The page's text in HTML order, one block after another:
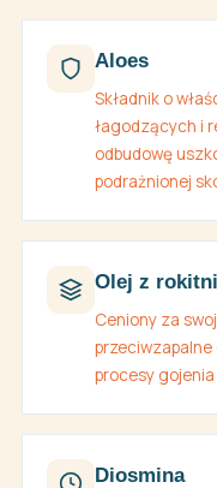
Aloes
Składnik o
łagodzących i
odbudowę
podrażnionej
Olej z
Ceniony za
procesy
Diosmina